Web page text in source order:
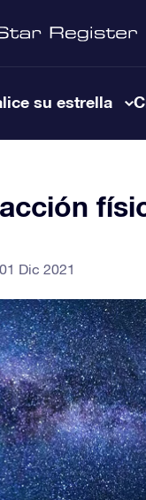
su estrella
01 Dic 2021